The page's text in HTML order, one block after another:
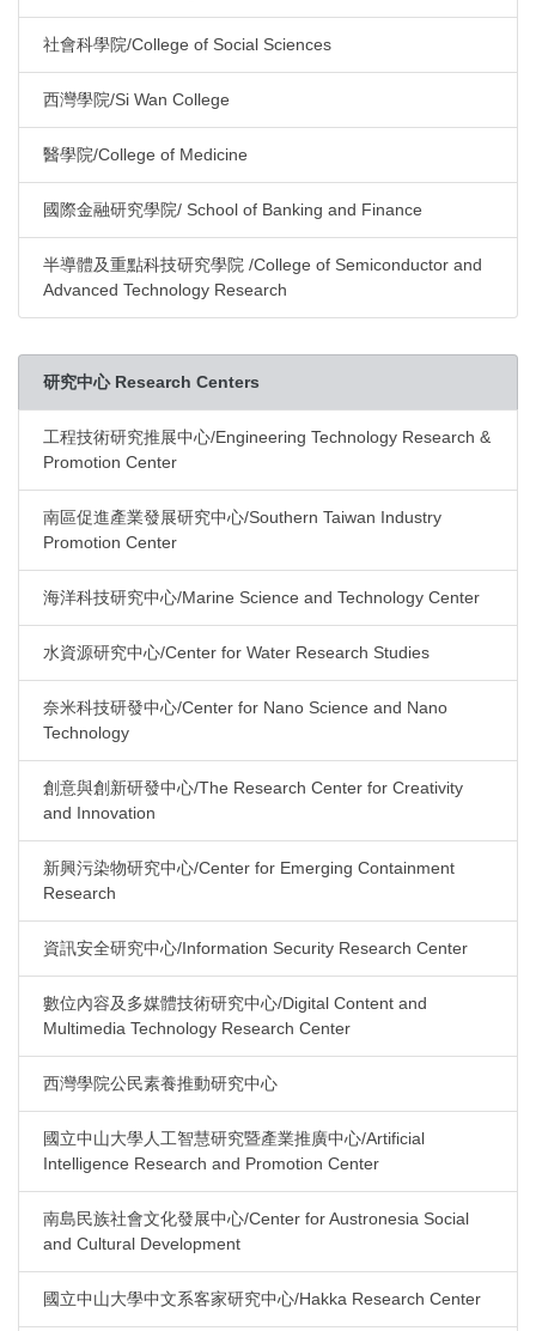
社會科學院/College of Social Sciences
西灣學院/Si Wan College
醫學院/College of Medicine
國際金融研究學院/ School of Banking and Finance
半導體及重點科技研究學院 /College of Semiconductor and
Advanced Technology Research
研究中心 Research Centers
工程技術研究推展中心/Engineering Technology Research &
Promotion Center
南區促進產業發展研究中心/Southern Taiwan Industry
Promotion Center
海洋科技研究中心/Marine Science and Technology Center
水資源研究中心/Center for Water Research Studies
奈米科技研發中心/Center for Nano Science and Nano
Technology
創意與創新研發中心/The Research Center for Creativity
and Innovation
新興污染物研究中心/Center for Emerging Containment
Research
資訊安全研究中心/Information Security Research Center
數位內容及多媒體技術研究中心/Digital Content and
Multimedia Technology Research Center
西灣學院公民素養推動研究中心
國立中山大學人工智慧研究暨產業推廣中心/Artificial
Intelligence Research and Promotion Center
南島民族社會文化發展中心/Center for Austronesia Social
and Cultural Development
國立中山大學中文系客家研究中心/Hakka Research Center